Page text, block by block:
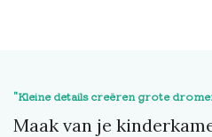
"Kleine details creëren grote
Maak van je